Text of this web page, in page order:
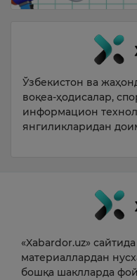
Ўзбекистон ва
воқеа-ҳодисалар,
информацион
янгиликларидан
«Xabardor.uz»
материаллардан
бошқа шаклларда